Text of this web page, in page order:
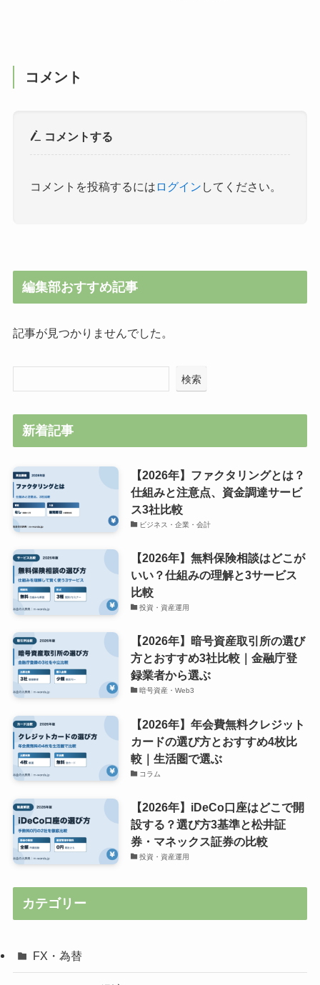
コメント
コメントする
コメントを投稿するには ログイン してください。
編集部おすすめ記事
記事が見つかりませんでした。
検索
新着記事
【2026年】ファクタリングとは？
仕組みと注意点、資金調達サービ
ス3社比較
ビジネス・企業・会計
【2026年】無料保険相談はどこが
いい？仕組みの理解と3サービス
比較
投資・資産運用
【2026年】暗号資産取引所の選び
方とおすすめ3社比較｜金融庁登
録業者から選ぶ
暗号資産・Web3
【2026年】年会費無料クレジット
カードの選び方とおすすめ4枚比
較｜生活圏で選ぶ
コラム
【2026年】iDeCo口座はどこで開
設する？選び方3基準と松井証
券・マネックス証券の比較
投資・資産運用
カテゴリー
FX・為替